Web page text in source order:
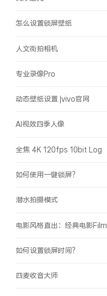
怎么设置锁屏壁纸
人文街拍相机
专业录像Pro
动态壁纸设置 |vivo官网
AI视效四季人像
全焦 4K 120fps 10bit Log
如何使用一键锁屏？
潜水拍摄模式
如何设置锁屏时间？
四麦收音大师